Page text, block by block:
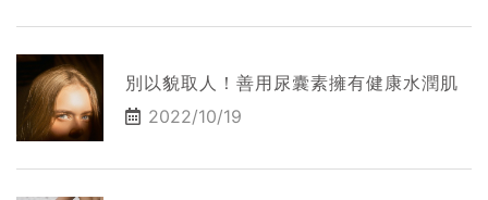
別以貌取人！善用尿囊素擁有健康水潤肌
2022/10/19